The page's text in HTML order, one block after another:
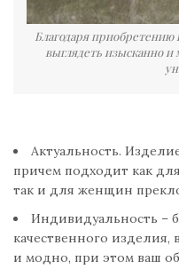
Благодаря приобретению
выглядеть изысканно и
Актуальность.
причем подходит как
так и для женщин
Индивидуальность –
качественного изделия,
и модно, при этом ваш